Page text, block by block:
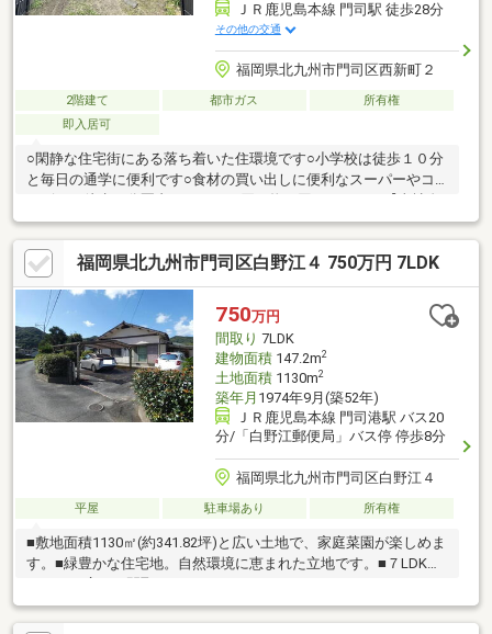
ＪＲ鹿児島本線 門司駅 徒歩28分
その他の交通
福岡県北九州市門司区西新町２
2階建て 都市ガス
所有権
即入居可
○閑静な住宅街にある落ち着いた住環境です○小学校は徒歩１０分
と毎日の通学に便利です○食材の買い出しに便利なスーパーやコ
慢のワンストップサービス】・当社在籍スタッフはリフォーム、
ローンに関するエキスパート！・物件購入+リフォーム費用もま
とめてお見積り♪・住み替え先を探しながら、ご自宅の売却が並行
して行えます！・もちろん査定も無料です♪【ライフスタイルに合
わせた物件探し】・土日祝/18時以降/1件～複数件のご内覧も大歓
迎・ご自宅等への送迎も可能です！・当社未掲載物件もご案内で
きます♪
福岡県北九州市門司区白野江４ 750万円 7LDK
750万円
間取り 7LDK
建物面積147.2m2
土地面積1130m2
築年月 1974年9月(築52年)
ＪＲ鹿児島本線 門司港駅 バス20
分/「白野江郵便局」バス停 停歩8分
福岡県北九州市門司区白野江４
平屋 駐車場あり 所有権
■敷地面積1130㎡(約341.82坪)と広い土地で、家庭菜園が楽しめま
す。■緑豊かな住宅地。自然環境に恵まれた立地です。■７LDKと
ゆとりの広さの間取です。